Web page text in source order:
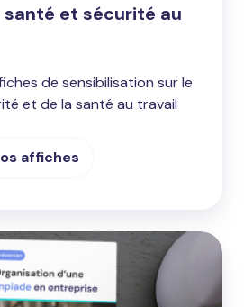
santé et sécurité au
de sensibilisation sur le
et de la santé au travail
affiches